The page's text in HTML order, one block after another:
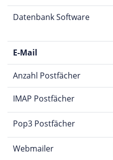
Datenbank Software
E-Mail
Anzahl Postfächer
IMAP Postfächer
Pop3 Postfächer
Webmailer